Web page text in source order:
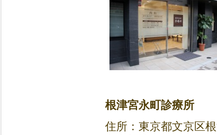
根津宮永町診療所
住所：東京都文京区